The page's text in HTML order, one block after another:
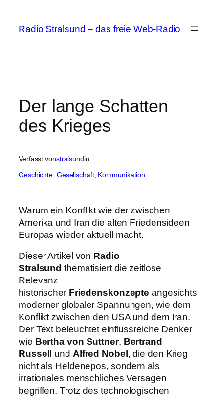
springen
Radio Stralsund – das freie Web-Radio
Der lange Schatten
des Krieges
Verfasst vonstralsundin
Geschichte Gesellschaft, Kommunikation
Warum ein Konflikt wie der zwischen
Amerika und Iran die alten Friedensideen
Europas wieder aktuell macht.
Dieser Artikel von Radio
Stralsund thematisiert die zeitlose
Relevanz
historischer Friedenskonzepte angesichts
moderner globaler Spannungen, wie dem
Konflikt zwischen den USA und dem Iran.
Der Text beleuchtet einflussreiche Denker
wie Bertha von Suttner, Bertrand
Russell
und Alfred Nobel , die den Krieg
nicht als Heldenepos, sondern als
irrationales menschliches Versagen
begriffen. Trotz des technologischen